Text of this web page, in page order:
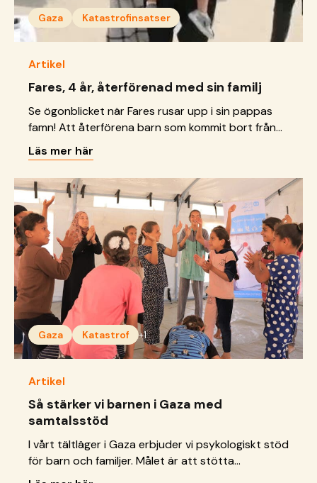
Gaza Katastrofinsatser
Artikel
Fares, 4 år, återförenad med sin familj
Se ögonblicket när Fares rusar upp i sin pappas
famn! Att återförena barn som kommit bort från
sina föräldrar är en viktig del av vårt
katastrofarbete.
Läs mer här
Gaza Katastrof +1
Artikel
Så stärker vi barnen i Gaza med
samtalsstöd
I vårt tältläger i Gaza erbjuder vi psykologiskt stöd
för barn och familjer. Målet är att stötta
deltagarna att bearbeta sina upplevelser, hantera